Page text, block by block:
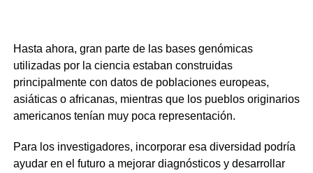
Hasta ahora, gran parte de las bases genómicas
utilizadas por la ciencia estaban construidas
principalmente con datos de poblaciones europeas,
asiáticas o africanas, mientras que los pueblos originarios
americanos tenían muy poca representación.
Para los investigadores, incorporar esa diversidad podría
ayudar en el futuro a mejorar diagnósticos y desarrollar